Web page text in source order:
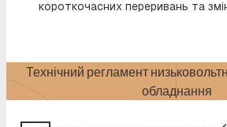
короткочасних переривань та
Технічний регламент
обладнання